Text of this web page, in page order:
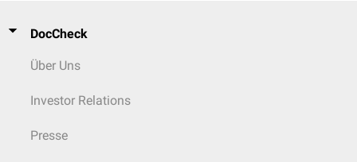
DocCheck
Über Uns
Investor Relations
Presse